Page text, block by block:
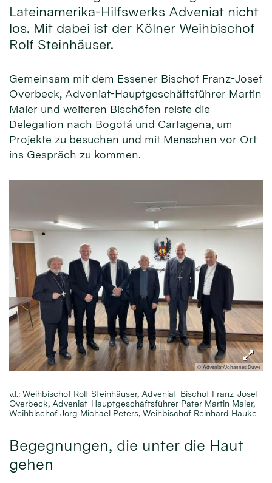
Lateinamerika-Hilfswerks Adveniat nicht
los. Mit dabei ist der Kölner Weihbischof
Rolf Steinhäuser.
Gemeinsam mit dem Essener Bischof Franz-Josef
Overbeck, Adveniat-Hauptgeschäftsführer Martin
Maier und weiteren Bischöfen reiste die
Delegation nach Bogotá und Cartagena, um
Projekte zu besuchen und mit Menschen vor Ort
ins Gespräch zu kommen.
© Adveniat/Johannes Duwe
v.l.: Weihbischof Rolf Steinhäuser, Adveniat-Bischof Franz-Josef
Overbeck, Adveniat-Hauptgeschäftsführer Pater Martin Maier,
Weihbischof Jörg Michael Peters, Weihbischof Reinhard Hauke
Begegnungen, die unter die Haut
gehen